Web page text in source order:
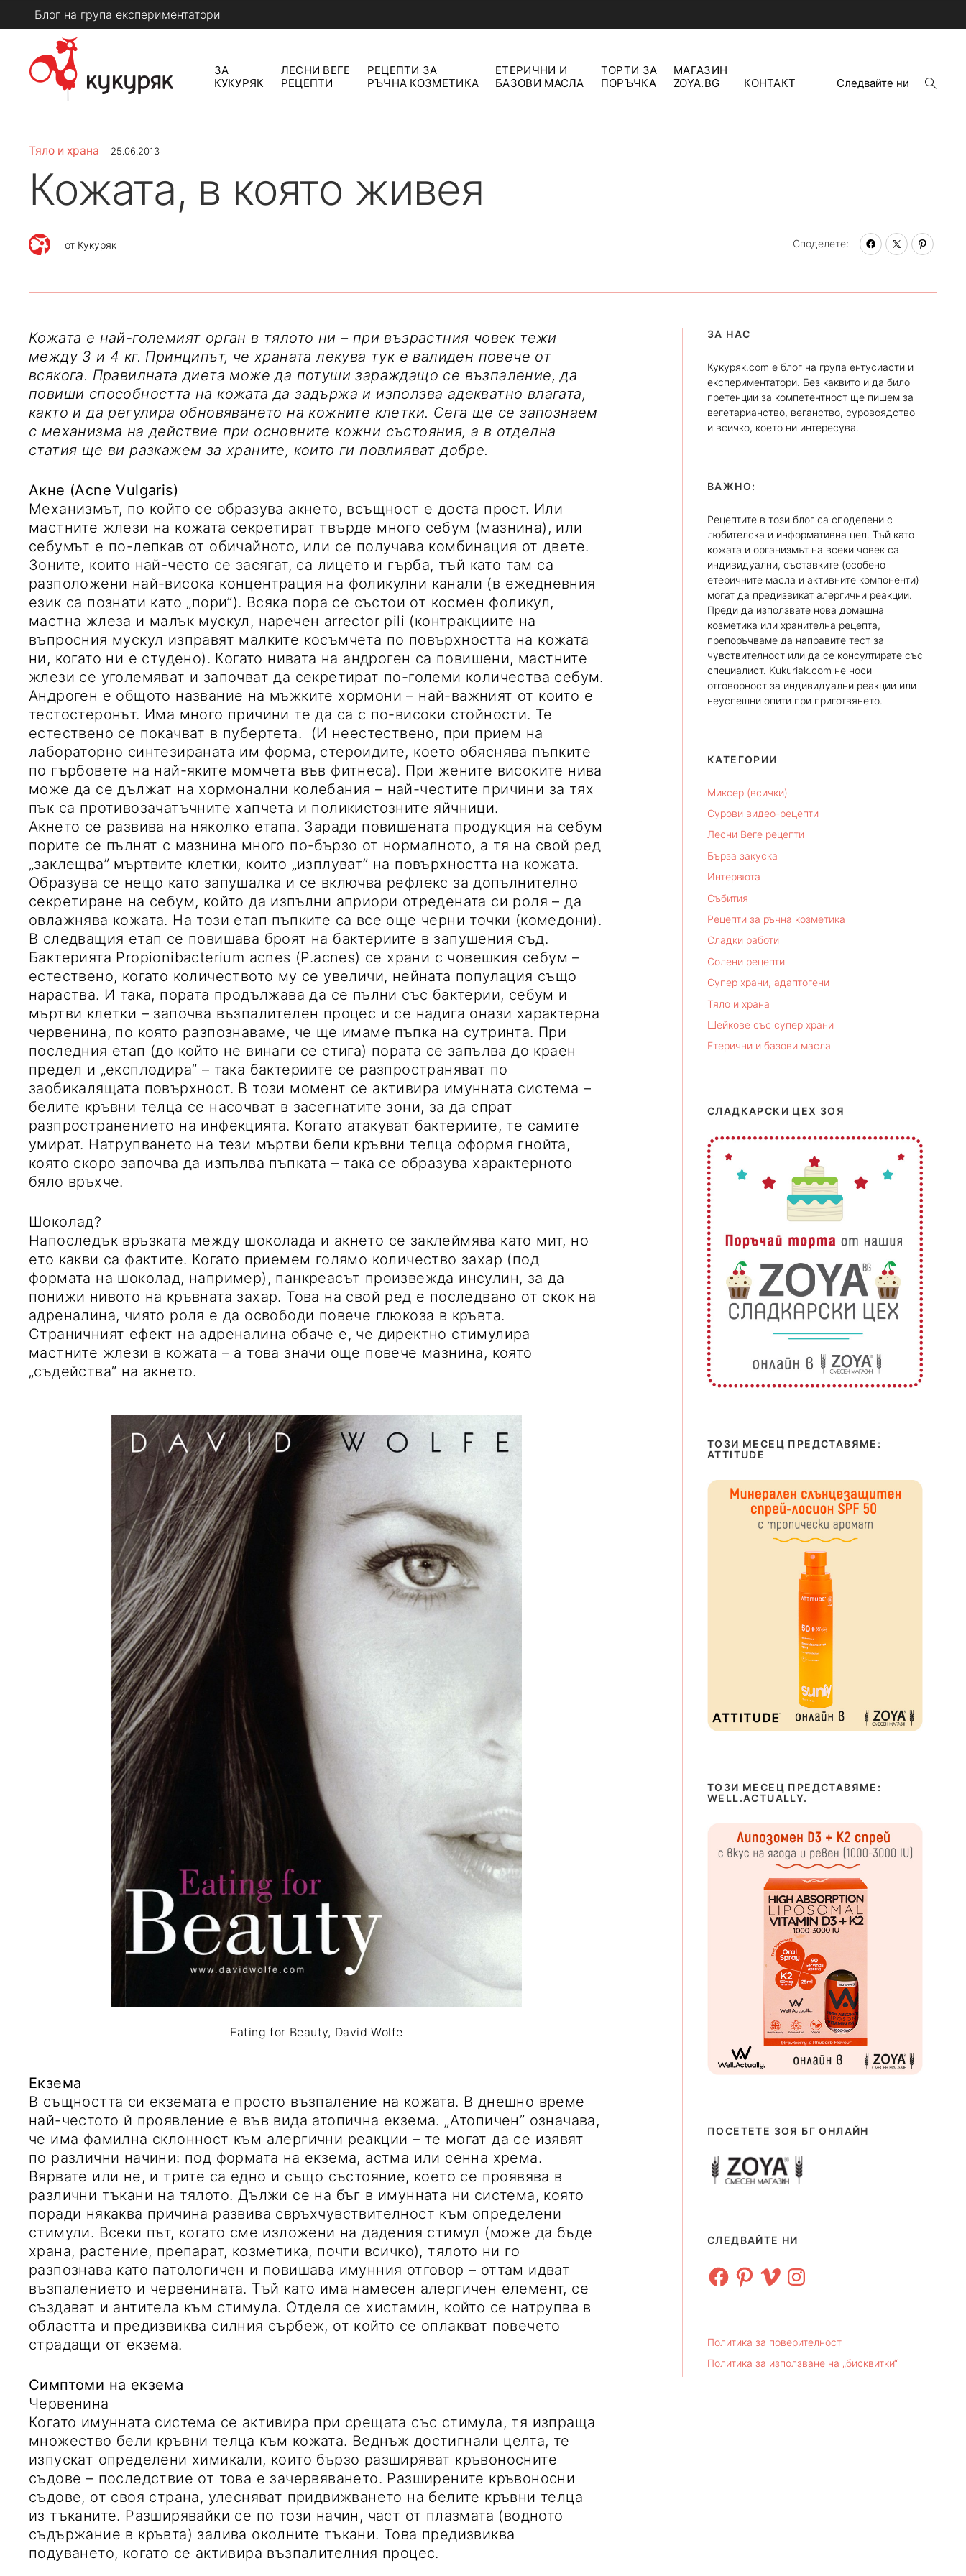
to
Блог на група експериментатори
ЗА
КУКУРЯК
ЛЕСНИ ВЕГЕ
РЕЦЕПТИ
РЕЦЕПТИ ЗА
РЪЧНА КОЗМЕТИКА
ЕТЕРИЧНИ И
БАЗОВИ МАСЛА
ТОРТИ ЗА
ПОРЪЧКА
МАГАЗИН
ZOYA.BG
КОНТАКТ Следвайте ни
open
search
Тяло и храна 25.06.2013
Кожата, в която живея
от Кукуряк Споделете:
Кожата е най-големият орган в тялото ни – при възрастния човек тежи
между 3 и 4 кг. Принципът, че храната лекува тук е валиден повече от
всякога. Правилната диета може да потуши зараждащо се възпаление, да
повиши способността на кожата да задържа и използва адекватно влагата,
както и да регулира обновяването на кожните клетки. Сега ще се запознаем
с механизма на действие при основните кожни състояния, а в отделна
статия ще ви разкажем за храните, които ги повлияват добре.
Акне (Acne Vulgaris)
Механизмът, по който се образува акнето, всъщност е доста прост. Или
мастните жлези на кожата секретират твърде много себум (мазнина), или
себумът е по-лепкав от обичайното, или се получава комбинация от двете.
Зоните, които най-често се засягат, са лицето и гърба, тъй като там са
разположени най-висока концентрация на фоликулни канали (в ежедневния
език са познати като „пори”). Всяка пора се състои от космен фоликул,
мастна жлеза и малък мускул, наречен arrector pili (контракциите на
въпросния мускул изправят малките косъмчета по повърхността на кожата
ни, когато ни е студено). Когато нивата на андроген са повишени, мастните
жлези се уголемяват и започват да секретират по-големи количества себум.
Андроген е общото название на мъжките хормони – най-важният от които е
тестостеронът. Има много причини те да са с по-високи стойности. Те
естествено се покачват в пубертета. (И неестествено, при прием на
лабораторно синтезираната им форма, стероидите, което обяснява пъпките
по гърбовете на най-яките момчета във фитнеса). При жените високите нива
може да се дължат на хормонални колебания – най-честите причини за тях
пък са противозачатъчните хапчета и поликистозните яйчници.
Акнето се развива на няколко етапа. Заради повишената продукция на себум
порите се пълнят с мазнина много по-бързо от нормалното, а тя на свой ред
„заклещва” мъртвите клетки, които „изплуват” на повърхността на кожата.
Образува се нещо като запушалка и се включва рефлекс за допълнително
секретиране на себум, който да изпълни априори отредената си роля – да
овлажнява кожата. На този етап пъпките са все още черни точки (комедони).
В следващия етап се повишава броят на бактериите в запушения съд.
Бактерията Propionibacterium acnes (P.acnes) се храни с човешкия себум –
естествено, когато количеството му се увеличи, нейната популация също
нараства. И така, пората продължава да се пълни със бактерии, себум и
мъртви клетки – започва възпалителен процес и се надига онази характерна
червенина, по която разпознаваме, че ще имаме пъпка на сутринта. При
последния етап (до който не винаги се стига) пората се запълва до краен
предел и „експлодира” – така бактериите се разпространяват по
заобикалящата повърхност. В този момент се активира имунната система –
белите кръвни телца се насочват в засегнатите зони, за да спрат
разпространението на инфекцията. Когато атакуват бактериите, те самите
умират. Натрупването на тези мъртви бели кръвни телца оформя гнойта,
която скоро започва да изпълва пъпката – така се образува характерното
бяло връхче.
Шоколад?
Напоследък връзката между шоколада и акнето се заклеймява като мит, но
ето какви са фактите. Когато приемем голямо количество захар (под
формата на шоколад, например), панкреасът произвежда инсулин, за да
понижи нивото на кръвната захар. Това на свой ред е последвано от скок на
адреналина, чиято роля е да освободи повече глюкоза в кръвта.
Страничният ефект на адреналина обаче е, че директно стимулира
мастните жлези в кожата – а това значи още повече мазнина, която
„съдейства” на акнето.
Eating for Beauty, David Wolfe
Екзема
В същността си екземата е просто възпаление на кожата. В днешно време
най-честото й проявление е във вида атопична екзема. „Атопичен” означава,
че има фамилна склонност към алергични реакции – те могат да се изявят
по различни начини: под формата на екзема, астма или сенна хрема.
Вярвате или не, и трите са едно и също състояние, което се проявява в
различни тъкани на тялото. Дължи се на бъг в имунната ни система, която
поради някаква причина развива свръхчувствителност към определени
стимули. Всеки път, когато сме изложени на дадения стимул (може да бъде
храна, растение, препарат, козметика, почти всичко), тялото ни го
разпознава като патологичен и повишава имунния отговор – оттам идват
възпалението и червенината. Тъй като има намесен алергичен елемент, се
създават и антитела към стимула. Отделя се хистамин, който се натрупва в
областта и предизвиква силния сърбеж, от който се оплакват повечето
страдащи от екзема.
Симптоми на екзема
Червенина
Когато имунната система се активира при срещата със стимула, тя изпраща
множество бели кръвни телца към кожата. Веднъж достигнали целта, те
изпускат определени химикали, които бързо разширяват кръвоносните
съдове – последствие от това е зачервяването. Разширените кръвоносни
съдове, от своя страна, улесняват придвижването на белите кръвни телца
из тъканите. Разширявайки се по този начин, част от плазмата (водното
съдържание в кръвта) залива околните тъкани. Това предизвиква
подуването, когато се активира възпалителния процес.
ЗА НАС
Кукуряк.com е блог на група ентусиасти и
експериментатори. Без каквито и да било
претенции за компетентност ще пишем за
вегетарианство, веганство, суровоядство
и всичко, което ни интересува.
ВАЖНО:
Рецептите в този блог са споделени с
любителска и информативна цел. Тъй като
кожата и организмът на всеки човек са
индивидуални, съставките (особено
етеричните масла и активните компоненти)
могат да предизвикат алергични реакции.
Преди да използвате нова домашна
козметика или хранителна рецепта,
препоръчваме да направите тест за
чувствителност или да се консултирате със
специалист. Kukuriak.com не носи
отговорност за индивидуални реакции или
неуспешни опити при приготвянето.
КАТЕГОРИИ
Миксер (всички)
Сурови видео-рецепти
Лесни Веге рецепти
Бърза закуска
Интервюта
Събития
Рецепти за ръчна козметика
Сладки работи
Солени рецепти
Супер храни, адаптогени
Тяло и храна
Шейкове със супер храни
Етерични и базови масла
СЛАДКАРСКИ ЦЕХ ЗОЯ
ТОЗИ МЕСЕЦ ПРЕДСТАВЯМЕ:
ATTITUDE
ТОЗИ МЕСЕЦ ПРЕДСТАВЯМЕ:
WELL.ACTUALLY.
ПОСЕТЕТЕ ЗОЯ БГ ОНЛАЙН
СЛЕДВАЙТЕ НИ
FacebookPinterest
Vimeo Instagram
Политика за поверителност
Политика за използване на „бисквитки“